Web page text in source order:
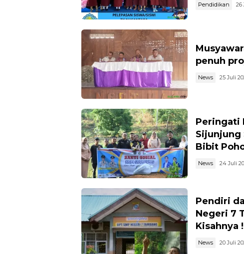
Pendidikan 26
penuh
News 25 Juli
Peringati
Sijunjung
Bibit
News 24 Juli
Pendiri
Negeri 7
Kisahnya
News 20 Juli